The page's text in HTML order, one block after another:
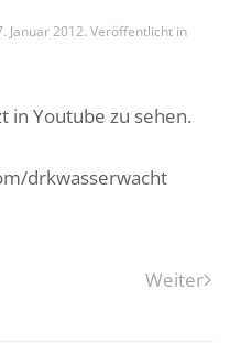
Januar 2012. Veröffentlicht in
in Youtube zu sehen.
drkwasserwacht
Weiter